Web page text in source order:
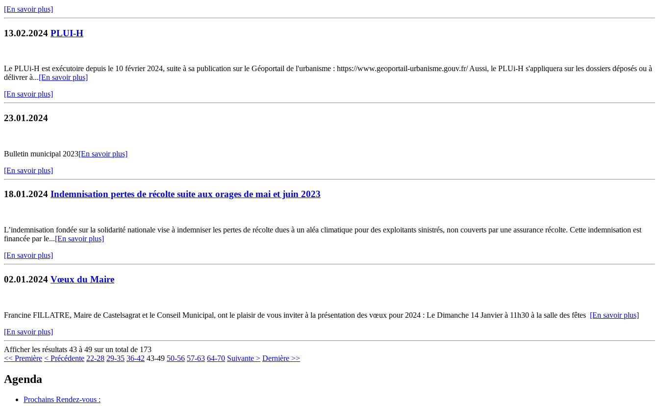
[En savoir plus]
13.02.2024 PLUI-H
Le PLUi-H est exécutoire depuis le 10 février 2024, suite à sa publication sur le Géoportail de l'urbanisme : https://www.geoportail-urbanisme.gouv.fr/ Aussi, le PLUi-H s'appliquera sur les dossiers déposés ou à
délivrer à...[En savoir plus]
[En savoir plus]
23.01.2024
Bulletin municipal 2023[En savoir plus]
[En savoir plus]
18.01.2024 Indemnisation pertes de récolte suite aux orages de mai et juin 2023
L’indemnisation fondée sur la solidarité nationale vise à indemniser les pertes de récolte dues à un aléa climatique pour des exploitants sinistrés, non couverts par une assurance récolte. Cette indemnisation est
financée par le...[En savoir plus]
[En savoir plus]
02.01.2024 Vœux du Maire
Francine FILLATRE, Maire de Castelsagrat et le Conseil Municipal, ont le plaisir de vous inviter à la présentation des vœux pour 2024 : Le Dimanche 14 Janvier à 11h30 à la salle des fêtes [En savoir plus]
[En savoir plus]
Afficher les résultats 43 à 49 sur un total de 173
<< Première < Précédente 22-28 29-35 36-42 43-49 50-56 57-63 64-70 Suivante > Dernière >>
Agenda
Prochains Rendez-vous :